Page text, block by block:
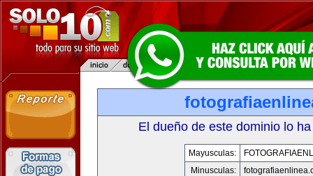
El dueño de este dominio lo
Mayusculas:
Minusculas: